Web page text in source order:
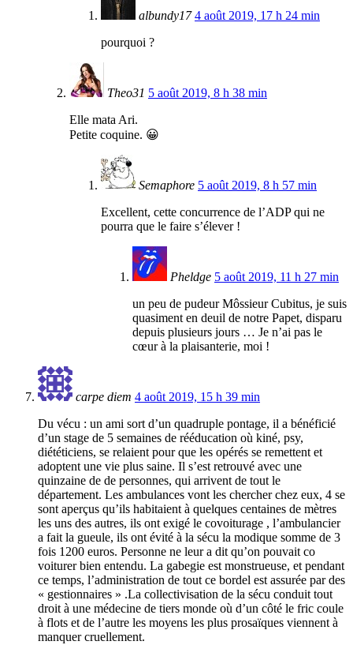
albundy17 4 août 2019, 17 h 24 min
pourquoi ?
Theo31 5 août 2019, 8 h 38 min
Elle mata Ari.
Petite coquine. 😀
Semaphore 5 août 2019, 8 h 57 min
Excellent, cette concurrence de l’ADP qui ne
pourra que le faire s’élever !
Pheldge 5 août 2019, 11 h 27 min
un peu de pudeur Môssieur Cubitus, je suis
quasiment en deuil de notre Papet, disparu
depuis plusieurs jours … Je n’ai pas le
cœur à la plaisanterie, moi !
carpe diem 4 août 2019, 15 h 39 min
Du vécu : un ami sort d’un quadruple pontage, il a bénéficié
d’un stage de 5 semaines de rééducation où kiné, psy,
diététiciens, se relaient pour que les opérés se remettent et
adoptent une vie plus saine. Il s’est retrouvé avec une
quinzaine de de personnes, qui arrivent de tout le
département. Les ambulances vont les chercher chez eux, 4 se
sont aperçus qu’ils habitaient à quelques centaines de mètres
les uns des autres, ils ont exigé le covoiturage , l’ambulancier
a fait la gueule, ils ont évité à la sécu la modique somme de 3
fois 1200 euros. Personne ne leur a dit qu’on pouvait co
voiturer bien entendu. La gabegie est monstrueuse, et pendant
ce temps, l’administration de tout ce bordel est assurée par des
« gestionnaires » .La collectivisation de la sécu conduit tout
droit à une médecine de tiers monde où d’un côté le fric coule
à flots et de l’autre les moyens les plus prosaïques viennent à
manquer cruellement.